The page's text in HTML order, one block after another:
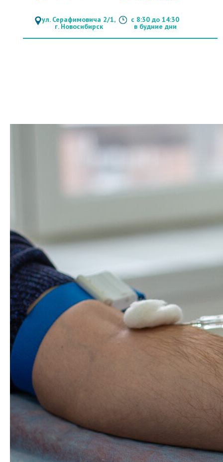
ул. Серафимовича 2/1,
г. Новосибирск
с 8:30 до 14:30
в будние дни